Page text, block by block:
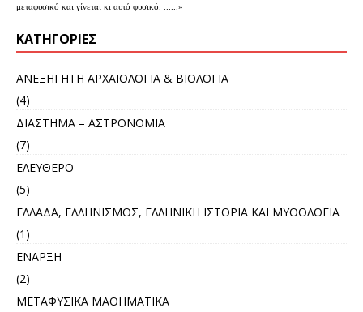
μεταφυσικό και γίνεται κι αυτό φυσικό. ......»
KΑΤΗΓΟΡΊΕΣ
ΑΝΕΞΗΓΗΤΗ ΑΡΧΑΙΟΛΟΓΙΑ & ΒΙΟΛΟΓΙΑ
(4)
ΔΙΑΣΤΗΜΑ – ΑΣΤΡΟΝΟΜΙΑ
(7)
ΕΛΕΥΘΕΡΟ
(5)
ΕΛΛΑΔΑ, ΕΛΛΗΝΙΣΜΟΣ, ΕΛΛΗΝΙΚΗ ΙΣΤΟΡΙΑ ΚΑΙ ΜΥΘΟΛΟΓΙΑ
(1)
ΕΝΑΡΞΗ
(2)
ΜΕΤΑΦΥΣΙΚΑ ΜΑΘΗΜΑΤΙΚΑ